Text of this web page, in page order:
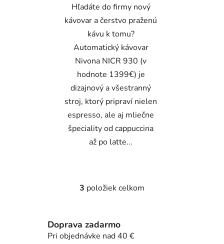
Hľadáte do firmy nový
kávovar a čerstvo praženú
kávu k tomu?
Automatický kávovar
Nivona NICR 930 (v
hodnote 1399€) je
dizajnový a všestranný
stroj, ktorý pripraví nielen
espresso, ale aj mliečne
špeciality od cappuccina
až po latte...
O
á
d
3 položiek celkom
Doprava zadarmo
Pri objednávke nad 40 €